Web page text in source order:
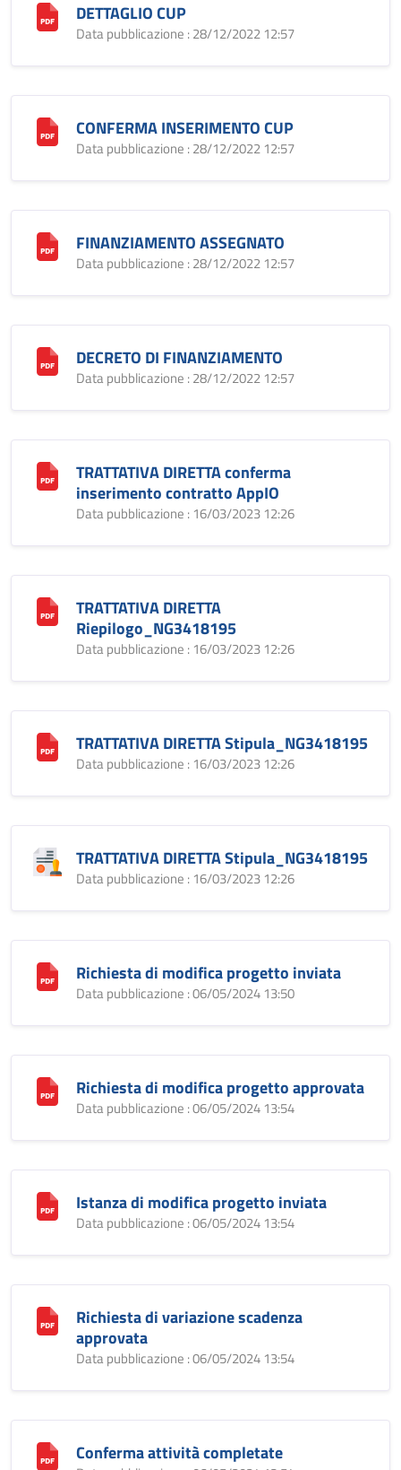
DETTAGLIO CUP
Data pubblicazione : 28/12/2022 12:57
CONFERMA INSERIMENTO CUP
Data pubblicazione : 28/12/2022 12:57
FINANZIAMENTO ASSEGNATO
Data pubblicazione : 28/12/2022 12:57
DECRETO DI FINANZIAMENTO
Data pubblicazione : 28/12/2022 12:57
TRATTATIVA DIRETTA conferma
inserimento contratto AppIO
Data pubblicazione : 16/03/2023 12:26
TRATTATIVA DIRETTA
Riepilogo_NG3418195
Data pubblicazione : 16/03/2023 12:26
TRATTATIVA DIRETTA Stipula_NG3418195
Data pubblicazione : 16/03/2023 12:26
TRATTATIVA DIRETTA Stipula_NG3418195
Data pubblicazione : 16/03/2023 12:26
Richiesta di modifica progetto inviata
Data pubblicazione : 06/05/2024 13:50
Richiesta di modifica progetto approvata
Data pubblicazione : 06/05/2024 13:54
Istanza di modifica progetto inviata
Data pubblicazione : 06/05/2024 13:54
Richiesta di variazione scadenza
approvata
Data pubblicazione : 06/05/2024 13:54
Conferma attività completate